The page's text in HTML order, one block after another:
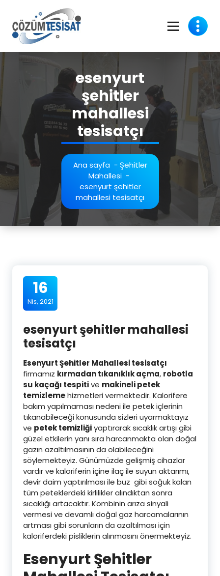
esenyurt
şehitler
mahallesi
tesisatçı
Ana sayfa- Şehitler
Mahallesi -
esenyurt şehitler
mahallesi tesisatçı
16
Nis, 2021
esenyurt şehitler mahallesi
tesisatçı
Esenyurt Şehitler Mahallesi tesisatçı
firmamız kırmadan tıkanıklık açma, robotla
su kaçağı tespitive makineli petek
temizlemehizmetleri vermektedir. Kalorifere
bakım yapılmaması nedeni ile petek içlerinin
tıkanabileceği konusunda sizleri uyarmaktayız
ve petek temizliğiyaptırarak sıcaklık artışı gibi
güzel etkilerin yanı sıra harcanmakta olan doğal
gazın azaltılmasının da olabileceğini
söylemekteyiz. Günümüzde gelişmiş cihazlar
vardır ve kaloriferin içine ilaç ile suyun aktarımı,
devir daim yaptırılması ile buz gibi soğuk kalan
tüm peteklerdeki kirlilikler alındıktan sonra
sıcaklığı artacaktır. Kombinin arıza sinyali
vermesi ve devamlı doğal gaz harcamalarının
artması gibi sorunların da azaltılması için
kaloriferdeki pisliklerin alınmasını önermekteyiz.
Esenyurt Şehitler